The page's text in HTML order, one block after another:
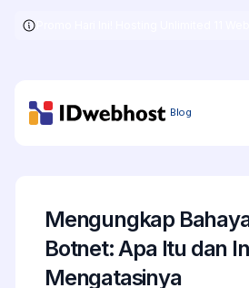
Blog
Mengungkap
Botnet: Apa Itu dan
Mengatasinya